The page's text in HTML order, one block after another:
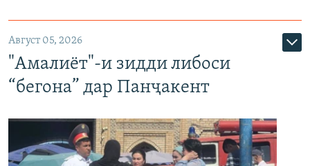
Август 05, 2026
"Амалиёт"-и зидди либоси
“бегона” дар Панҷакент